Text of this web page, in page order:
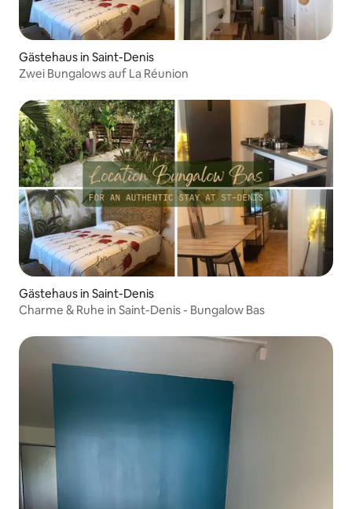
Gästehaus in Saint-Denis
Zwei Bungalows auf La Réunion
Gästehaus in Saint-Denis
Charme & Ruhe in Saint-Denis - Bungalow Bas